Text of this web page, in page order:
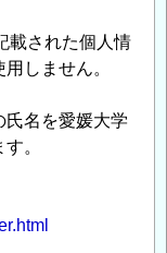
載された個人情
しません。
名を愛媛大学
。